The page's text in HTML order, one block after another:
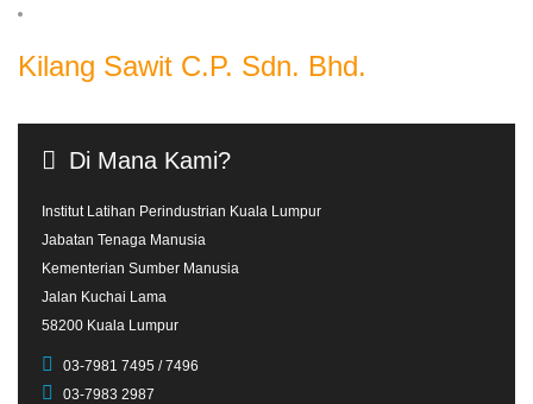
Kilang Sawit C.P. Sdn. Bhd.
Di Mana Kami?
Institut Latihan Perindustrian Kuala Lumpur
Jabatan Tenaga Manusia
Kementerian Sumber Manusia
Jalan Kuchai Lama
58200 Kuala Lumpur
03-7981 7495 / 7496
03-7983 2987